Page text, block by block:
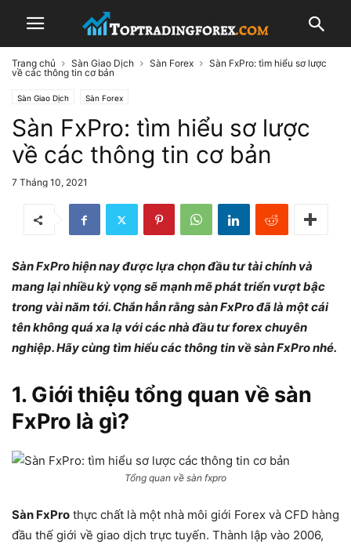
Trang chủ Sàn Giao Dịch Sàn Forex
Sàn FxPro: tìm hiểu sơ lược
về các thông tin cơ bản
Sàn Giao Dịch Sàn Forex
Sàn FxPro: tìm hiểu sơ lược
về các thông tin cơ bản
7 Tháng 10, 2021
Sàn FxPro hiện nay được lựa chọn đầu tư tài chính và
mang lại nhiều kỳ vọng sẽ mạnh mẽ phát triển vượt bậc
trong vài năm tới. Chắn hẳn rằng sàn FxPro đã là một cái
tên không quá xa lạ với các nhà đầu tư forex chuyên
nghiệp. Hãy cùng tìm hiểu các thông tin về sàn FxPro nhé.
1. Giới thiệu tổng quan về sàn
FxPro là gì?
Tổng quan về sàn fxpro
Sàn FxPro thực chất là một nhà môi giới Forex và CFD hàng
đầu thế giới về giao dịch trực tuyến. Thành lập vào 2006,